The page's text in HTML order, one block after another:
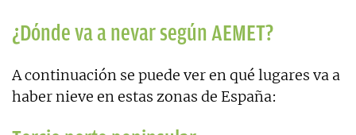
¿Dónde va a nevar según AEMET?
A continuación se puede ver en qué lugares va a
haber nieve en estas zonas de España: